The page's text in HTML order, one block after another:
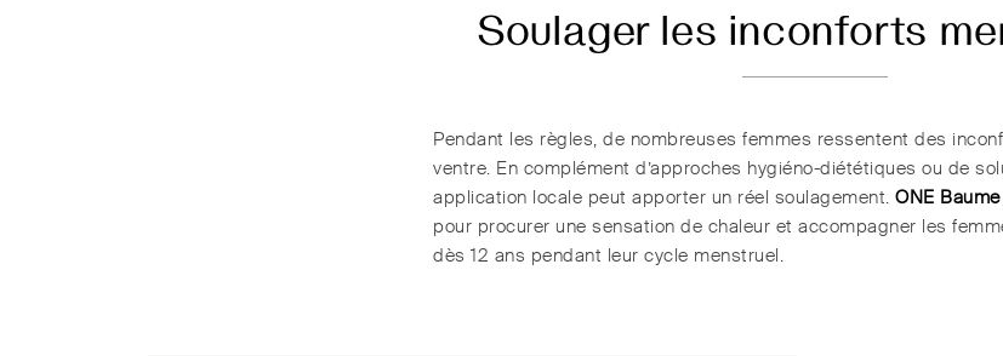
Soulager les inconforts
Pendant les règles, de nombreuses femmes ressentent des
ventre. En complément d’approches hygiéno-diététiques ou de
application locale peut apporter un réel soulagement. ONE
pour procurer une sensation de chaleur et accompagner les
dès 12 ans pendant leur cycle menstruel.